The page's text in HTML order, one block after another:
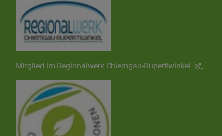
Mitglied im Regionalwerk Chiemgau-Rupertiwinkel